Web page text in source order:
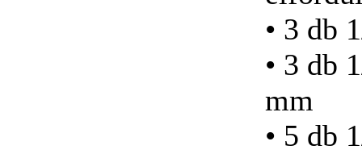
• 3 db
• 3 db
mm
• 5 db